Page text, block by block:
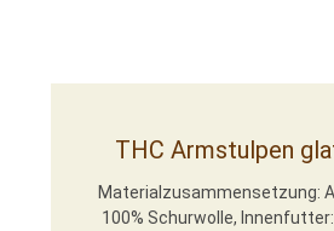
THC Armstulpen
Materialzusammensetzung:
100% Schurwolle,